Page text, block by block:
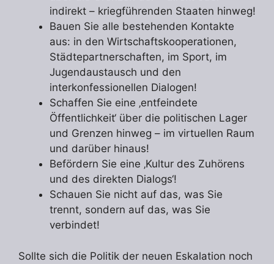
indirekt – kriegführenden Staaten hinweg!
Bauen Sie alle bestehenden Kontakte
aus: in den Wirtschaftskooperationen,
Städtepartnerschaften, im Sport, im
Jugendaustausch und den
interkonfessionellen Dialogen!
Schaffen Sie eine ‚entfeindete
Öffentlichkeit‘ über die politischen Lager
und Grenzen hinweg – im virtuellen Raum
und darüber hinaus!
Befördern Sie eine ‚Kultur des Zuhörens
und des direkten Dialogs‘!
Schauen Sie nicht auf das, was Sie
trennt, sondern auf das, was Sie
verbindet!
Sollte sich die Politik der neuen Eskalation noch